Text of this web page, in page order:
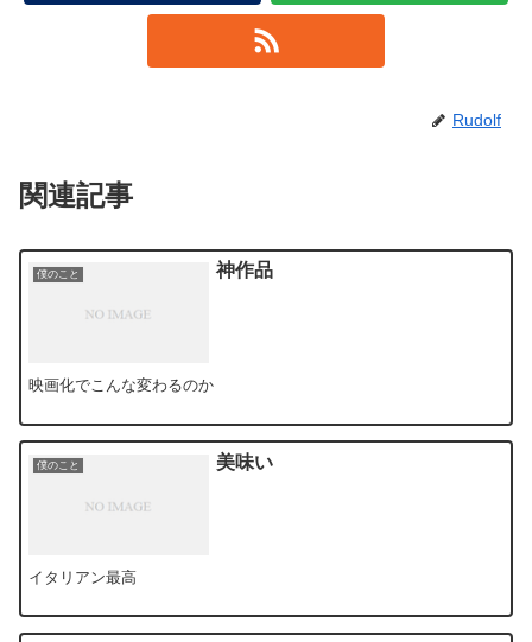
Rudolf
関連記事
僕のこと 神作品
映画化でこんな変わるのか
僕のこと 美味い
イタリアン最高